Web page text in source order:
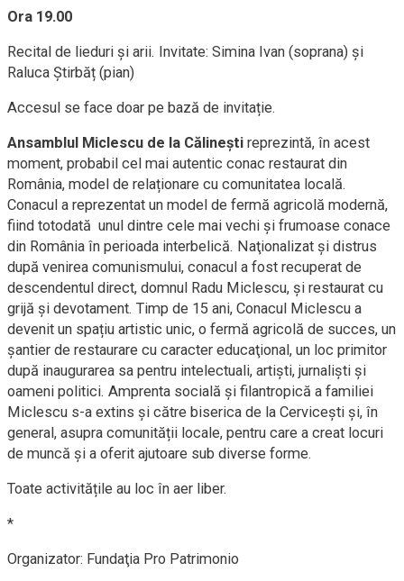
Ora 19.00
Recital de lieduri și arii. Invitate: Simina Ivan (soprana) și
Raluca Știrbăț (pian)
Accesul se face doar pe bază de invitație.
Ansamblul Miclescu de la Călineşti reprezintă, în acest
moment, probabil cel mai autentic conac restaurat din
România, model de relaționare cu comunitatea locală.
Conacul a reprezentat un model de fermă agricolă modernă,
fiind totodată unul dintre cele mai vechi și frumoase conace
din România în perioada interbelică. Naţionalizat şi distrus
după venirea comunismului, conacul a fost recuperat de
descendentul direct, domnul Radu Miclescu, şi restaurat cu
grijă şi devotament. Timp de 15 ani, Conacul Miclescu a
devenit un spațiu artistic unic, o fermă agricolă de succes, un
șantier de restaurare cu caracter educaţional, un loc primitor
după inaugurarea sa pentru intelectuali, artiști, jurnaliști şi
oameni politici. Amprenta socială și filantropică a familiei
Miclescu s-a extins şi către biserica de la Cerviceşti şi, în
general, asupra comunității locale, pentru care a creat locuri
de muncă şi a oferit ajutoare sub diverse forme.
Toate activitățile au loc în aer liber.
*
Organizator: Fundaţia Pro Patrimonio